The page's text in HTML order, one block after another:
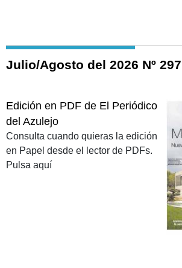
Julio/Agosto del 2026 Nº 297
Edición en PDF de El Periódico
del Azulejo
Consulta cuando quieras la edición
en Papel desde el lector de PDFs.
Pulsa aquí